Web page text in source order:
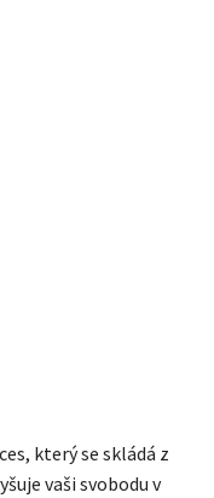
který se skládá z
vaši svobodu v